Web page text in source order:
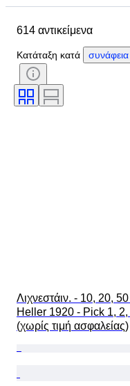
Πιστοποίηση
614 αντικείμενα
Κατάταξη κατά συνάφεια
Λιχνεστάιν. - 10, 20, 50
Heller 1920 - Pick 1, 2,
(χωρίς τιμή ασφαλείας)